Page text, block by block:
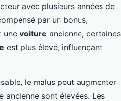
avec plusieurs années de
par un bonus,
une voiture ancienne, certaines
est plus élevé, influençant
le malus peut augmenter
ancienne sont élevées. Les